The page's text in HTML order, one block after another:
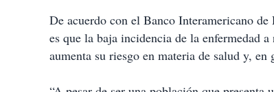
De acuerdo con el Banco Interamericano
es que la baja incidencia de la enfermedad
aumenta su riesgo en materia de salud y, en